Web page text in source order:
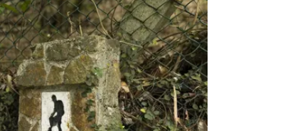
關係，也更近距離看見偏鄉長期存在的
促使